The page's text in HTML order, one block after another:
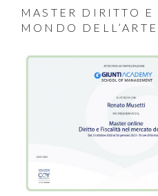
MASTER DIRITTO E
MONDO DELL’ARTE